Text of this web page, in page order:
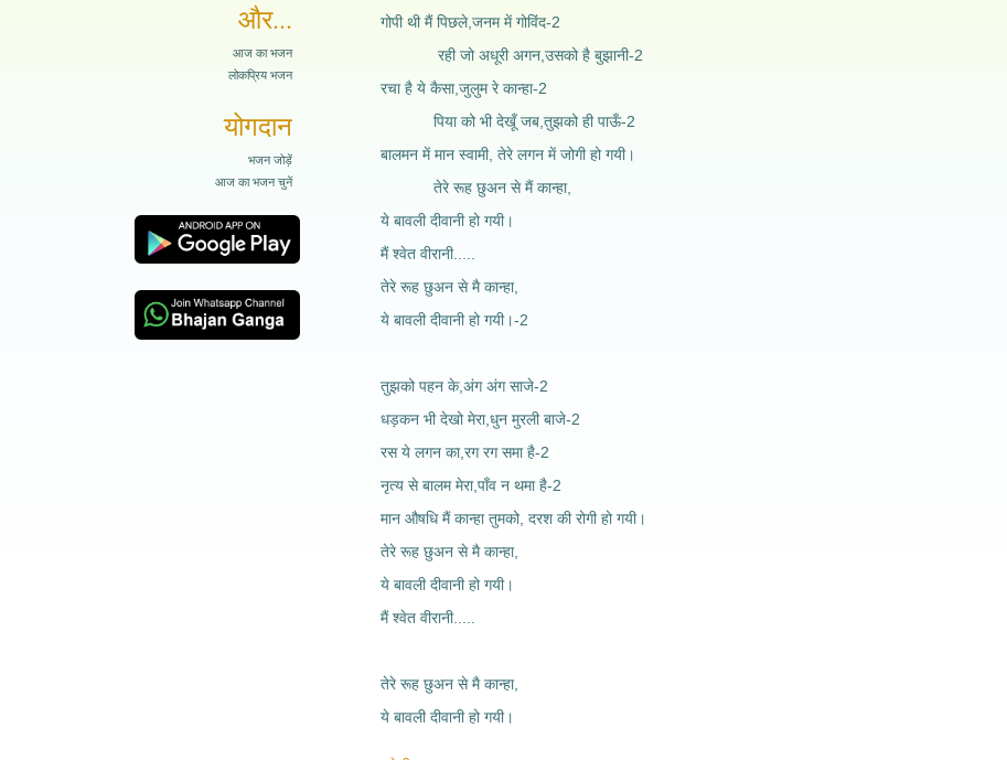
और...
आज का भजन
लोकप्रिय भजन
योगदान
भजन जोड़ें
आज का भजन चुनें
गोपी थी मैं पिछले,जनम में गोविंद-2
रही जो अधूरी अगन,उसको है बुझानी-2
रचा है ये कैसा,जुलुम रे कान्हा-2
पिया को भी देखूँ जब,तुझको ही पाऊँ-2
बालमन में मान स्वामी, तेरे लगन में जोगी हो गयी।
तेरे रूह छुअन से मैं कान्हा,
ये बावली दीवानी हो गयी।
मैं श्वेत वीरानी.....
तेरे रूह छुअन से मै कान्हा,
ये बावली दीवानी हो गयी।-2
तुझको पहन के,अंग अंग साजे-2
धड़कन भी देखो मेरा,धुन मुरली बाजे-2
रस ये लगन का,रग रग समा है-2
नृत्य से बालम मेरा,पाँव न थमा है-2
मान औषधि मैं कान्हा तुमको, दरश की रोगी हो गयी।
तेरे रूह छुअन से मै कान्हा,
ये बावली दीवानी हो गयी।
मैं श्वेत वीरानी.....
तेरे रूह छुअन से मै कान्हा,
ये बावली दीवानी हो गयी।